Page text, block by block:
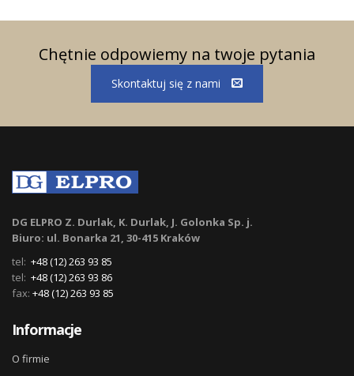
Chętnie odpowiemy na twoje pytania
Skontaktuj się z nami
DG ELPRO Z. Durlak, K. Durlak, J. Golonka Sp. j.
Biuro: ul. Bonarka 21, 30-415 Kraków
tel: +48 (12) 263 93 85
tel: +48 (12) 263 93 86
fax: +48 (12) 263 93 85
Informacje
O firmie